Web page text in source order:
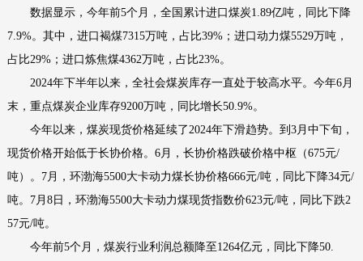
数据显示，今年前5个月，全国累计进口煤炭1.89亿吨，同比下降
7.9%。其中，进口褐煤7315万吨，占比39%；进口动力煤5529万吨，
占比29%；进口炼焦煤4362万吨，占比23%。
2024年下半年以来，全社会煤炭库存一直处于较高水平。今年6月
末，重点煤炭企业库存9200万吨，同比增长50.9%。
今年以来，煤炭现货价格延续了2024年下滑趋势。到3月中下旬，
现货价格开始低于长协价格。6月，长协价格跌破价格中枢（675元/
吨）。7月，环渤海5500大卡动力煤长协价格666元/吨，同比下降34元/
吨。7月8日，环渤海5500大卡动力煤现货指数价623元/吨，同比下跌2
57元/吨。
今年前5个月，煤炭行业利润总额降至1264亿元，同比下降50.